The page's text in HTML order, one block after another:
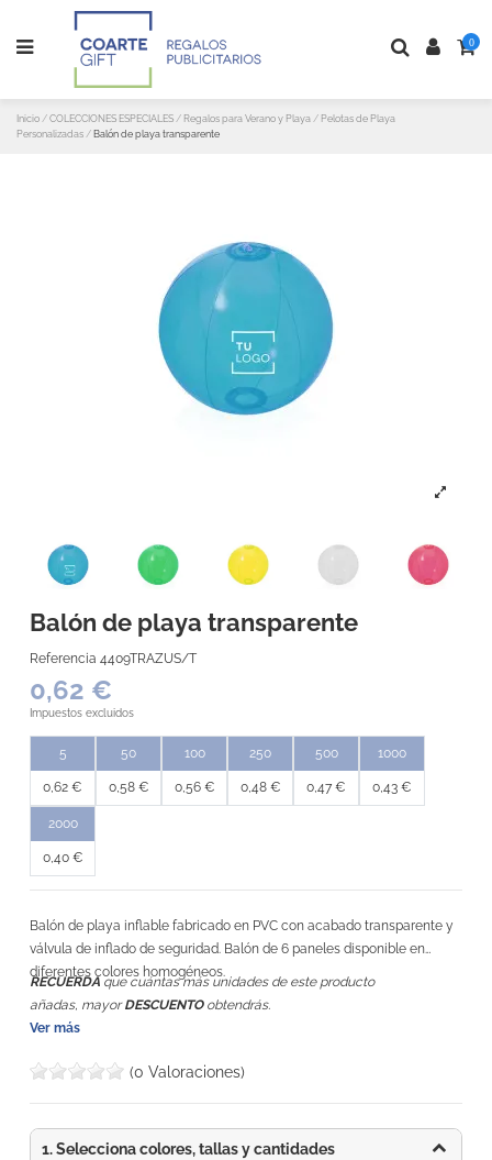
0
Inicio COLECCIONES ESPECIALES Regalos para Verano y Playa
Pelotas de Playa
Personalizadas
Balón de playa transparente
Balón de playa transparente
Referencia 4409TRAZUS/T
0,62 €
Impuestos excluidos
5
0,62 €
50
0,58 €
100
0,56 €
250
0,48 €
500
0,47 €
1000
0,43 €
2000
0,40 €
Balón de playa inflable fabricado en PVC con acabado transparente y
válvula de inflado de seguridad. Balón de 6 paneles disponible en
diferentes colores homogéneos.
RECUERDA que cuántas más unidades de este producto
añadas, mayorDESCUENTOobtendrás.
Ver más
(0 Valoraciones)
1. Selecciona colores, tallas y cantidades